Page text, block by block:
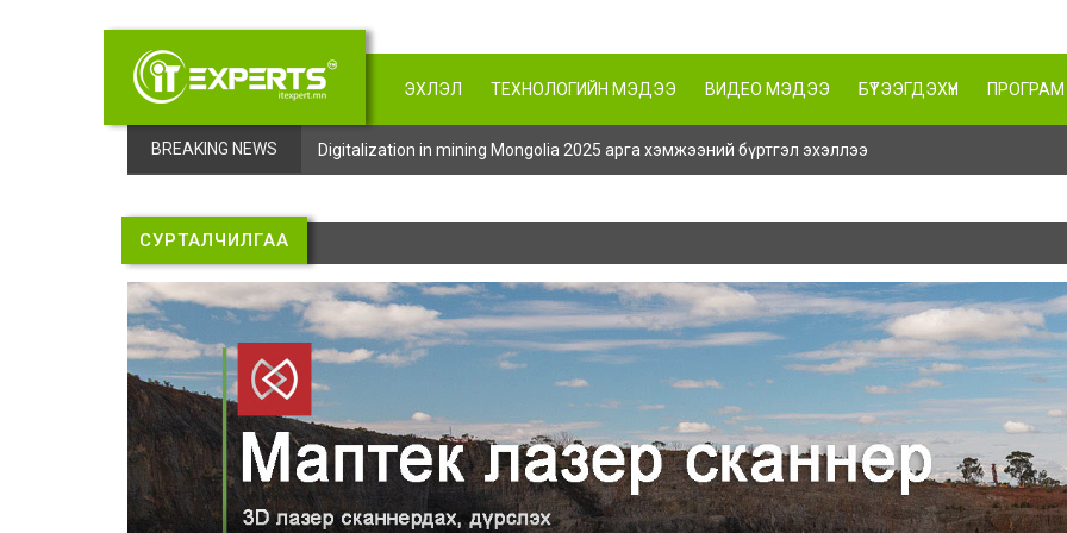
ЭХЛЭЛ ТЕХНОЛОГИЙН МЭДЭЭ ВИДЕО МЭДЭЭ БҮТЭЭГДЭХҮҮН ПРОГРАМ
BREAKING NEWS Digitalization in mining Mongolia 2025 арга хэмжээний бүртгэл эхэллээ
СУРТАЛЧИЛГАА